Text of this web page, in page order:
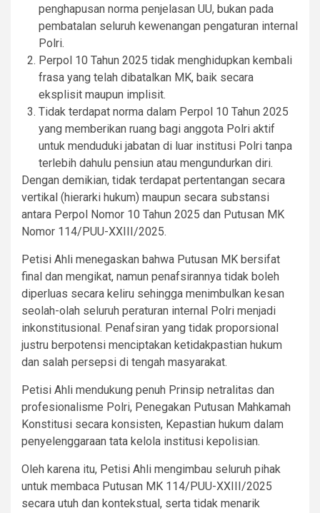
penghapusan norma penjelasan UU, bukan pada
pembatalan seluruh kewenangan pengaturan internal
Polri.
Perpol 10 Tahun 2025 tidak menghidupkan kembali
frasa yang telah dibatalkan MK, baik secara
eksplisit maupun implisit.
Tidak terdapat norma dalam Perpol 10 Tahun 2025
yang memberikan ruang bagi anggota Polri aktif
untuk menduduki jabatan di luar institusi Polri tanpa
terlebih dahulu pensiun atau mengundurkan diri.
Dengan demikian, tidak terdapat pertentangan secara
vertikal (hierarki hukum) maupun secara substansi
antara Perpol Nomor 10 Tahun 2025 dan Putusan MK
Nomor 114/PUU-XXIII/2025.
Petisi Ahli menegaskan bahwa Putusan MK bersifat
final dan mengikat, namun penafsirannya tidak boleh
diperluas secara keliru sehingga menimbulkan kesan
seolah-olah seluruh peraturan internal Polri menjadi
inkonstitusional. Penafsiran yang tidak proporsional
justru berpotensi menciptakan ketidakpastian hukum
dan salah persepsi di tengah masyarakat.
Petisi Ahli mendukung penuh Prinsip netralitas dan
profesionalisme Polri, Penegakan Putusan Mahkamah
Konstitusi secara konsisten, Kepastian hukum dalam
penyelenggaraan tata kelola institusi kepolisian.
Oleh karena itu, Petisi Ahli mengimbau seluruh pihak
untuk membaca Putusan MK 114/PUU-XXIII/2025
secara utuh dan kontekstual, serta tidak menarik